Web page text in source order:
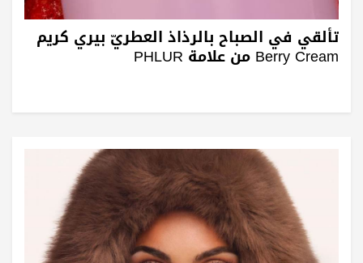
تألقي في الصباح بالرذاذ العطريّ بيري كريم
Berry Cream من علامة PHLUR